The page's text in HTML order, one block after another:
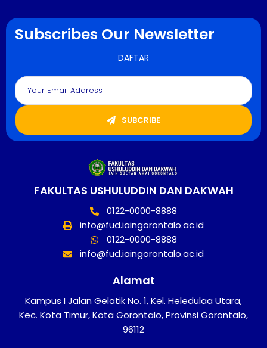
Subscribes Our Newsletter
DAFTAR
SUBCRIBE
FAKULTAS USHULUDDIN DAN DAKWAH
0122-0000-8888
info@fud.iaingorontalo.ac.id
0122-0000-8888
info@fud.iaingorontalo.ac.id
Alamat
Kampus I Jalan Gelatik No. 1, Kel. Heledulaa Utara,
Kec. Kota Timur, Kota Gorontalo, Provinsi Gorontalo,
96112